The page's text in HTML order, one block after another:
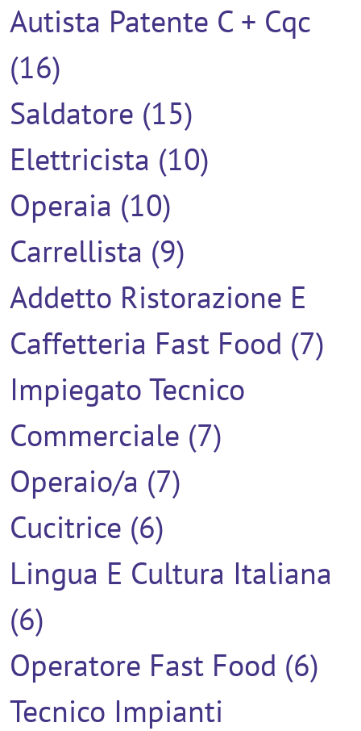
Autista Patente C + Cqc
(16)
Saldatore (15)
Elettricista (10)
Operaia (10)
Carrellista (9)
Addetto Ristorazione E
Caffetteria Fast Food (7)
Impiegato Tecnico
Commerciale (7)
Operaio/a (7)
Cucitrice (6)
Lingua E Cultura Italiana
(6)
Operatore Fast Food (6)
Tecnico Impianti